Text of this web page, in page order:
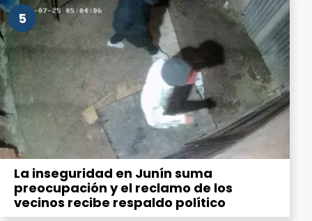
5
La inseguridad en Junín suma
preocupación y el reclamo de los
vecinos recibe respaldo político